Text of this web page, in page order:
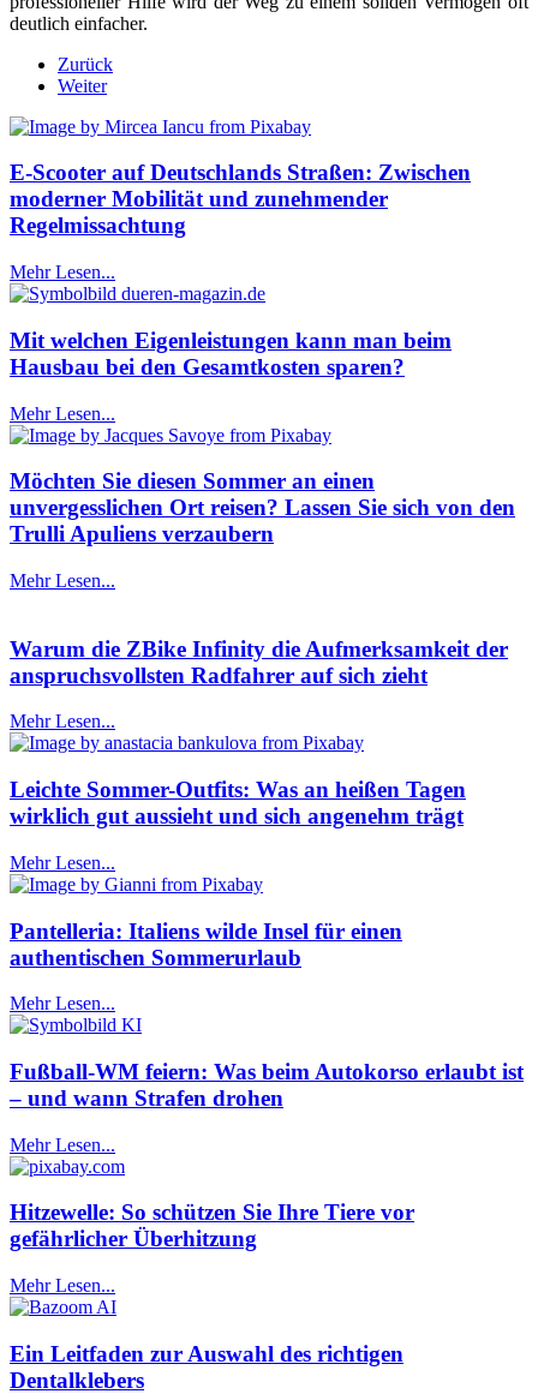
deutlich einfacher.
Zurück
Weiter
E-Scooter auf Deutschlands Straßen: Zwischen
moderner Mobilität und zunehmender
Regelmissachtung
Mehr Lesen...
Mit welchen Eigenleistungen kann man beim
Hausbau bei den Gesamtkosten sparen?
Mehr Lesen...
Möchten Sie diesen Sommer an einen
unvergesslichen Ort reisen? Lassen Sie sich von den
Trulli Apuliens verzaubern
Mehr Lesen...
Warum die ZBike Infinity die Aufmerksamkeit der
anspruchsvollsten Radfahrer auf sich zieht
Mehr Lesen...
Leichte Sommer-Outfits: Was an heißen Tagen
wirklich gut aussieht und sich angenehm trägt
Mehr Lesen...
Pantelleria: Italiens wilde Insel für einen
authentischen Sommerurlaub
Mehr Lesen...
Fußball-WM feiern: Was beim Autokorso erlaubt ist
– und wann Strafen drohen
Mehr Lesen...
Hitzewelle: So schützen Sie Ihre Tiere vor
gefährlicher Überhitzung
Mehr Lesen...
Ein Leitfaden zur Auswahl des richtigen
Dentalklebers